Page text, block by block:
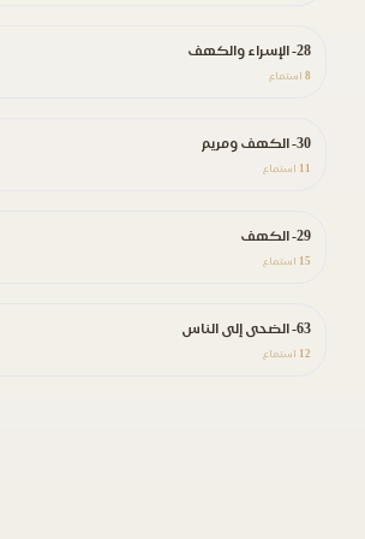
28- الإسراء والكهف
8 استماع
30- الكهف ومريم
11 استماع
29- الكهف
15 استماع
63- الضحى إلى الناس
12 استماع